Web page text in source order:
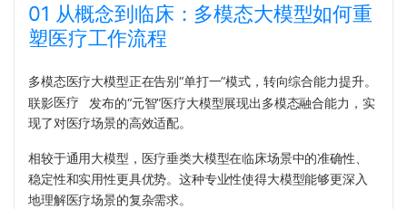
01 从概念到临床：多模态大模型如何重
塑医疗工作流程
多模态医疗大模型正在告别“单打一”模式，转向综合能力提升。
联影医疗
发布的“元智”医疗大模型展现出多模态融合能力，实
现了对医疗场景的高效适配。
相较于通用大模型，医疗垂类大模型在临床场景中的准确性、
稳定性和实用性更具优势。这种专业性使得大模型能够更深入
地理解医疗场景的复杂需求。